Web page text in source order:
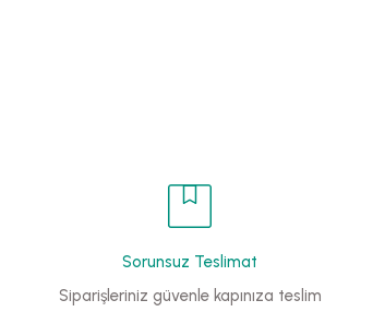
Sorunsuz Teslimat
Siparişleriniz güvenle kapınıza teslim